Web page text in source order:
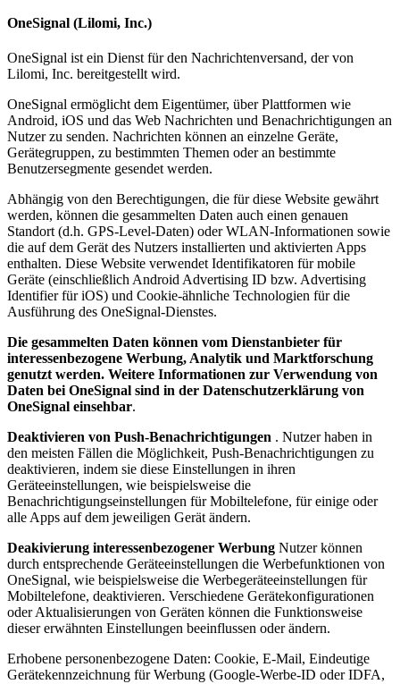
OneSignal (Lilomi, Inc.)
OneSignal ist ein Dienst für den Nachrichtenversand, der von
Lilomi, Inc. bereitgestellt wird.
OneSignal ermöglicht dem Eigentümer, über Plattformen wie
Android, iOS und das Web Nachrichten und Benachrichtigungen an
Nutzer zu senden. Nachrichten können an einzelne Geräte,
Gerätegruppen, zu bestimmten Themen oder an bestimmte
Benutzersegmente gesendet werden.
Abhängig von den Berechtigungen, die für diese Website gewährt
werden, können die gesammelten Daten auch einen genauen
Standort (d.h. GPS-Level-Daten) oder WLAN-Informationen sowie
die auf dem Gerät des Nutzers installierten und aktivierten Apps
enthalten. Diese Website verwendet Identifikatoren für mobile
Geräte (einschließlich Android Advertising ID bzw. Advertising
Identifier für iOS) und Cookie-ähnliche Technologien für die
Ausführung des OneSignal-Dienstes.
Die gesammelten Daten können vom Dienstanbieter für
interessenbezogene Werbung, Analytik und Marktforschung
genutzt werden. Weitere Informationen zur Verwendung von
Daten bei OneSignal sind in der Datenschutzerklärung von
OneSignal einsehbar.
Deaktivieren von Push-Benachrichtigungen . Nutzer haben in
den meisten Fällen die Möglichkeit, Push-Benachrichtigungen zu
deaktivieren, indem sie diese Einstellungen in ihren
Geräteeinstellungen, wie beispielsweise die
Benachrichtigungseinstellungen für Mobiltelefone, für einige oder
alle Apps auf dem jeweiligen Gerät ändern.
Deakivierung interessenbezogener Werbung Nutzer können
durch entsprechende Geräteeinstellungen die Werbefunktionen von
OneSignal, wie beispielsweise die Werbegeräteeinstellungen für
Mobiltelefone, deaktivieren. Verschiedene Gerätekonfigurationen
oder Aktualisierungen von Geräten können die Funktionsweise
dieser erwähnten Einstellungen beeinflussen oder ändern.
Erhobene personenbezogene Daten: Cookie, E-Mail, Eindeutige
Gerätekennzeichnung für Werbung (Google-Werbe-ID oder IDFA,